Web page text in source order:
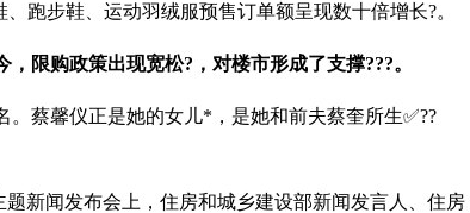
跑步鞋、运动羽绒服预售订单额呈现数十倍增长?。
限购政策出现宽松?，对楼市形成了支撑???。
蔡馨仪正是她的女儿*，是她和前夫蔡奎所生✅??
新闻发布会上，住房和城乡建设部新闻发言人、住房